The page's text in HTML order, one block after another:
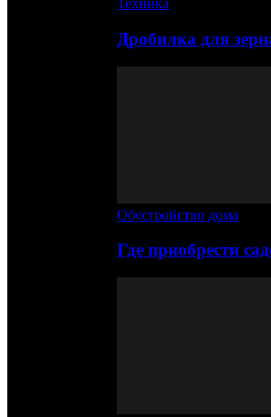
Техника
Дробилка для
Обустройство дома
Где приобрести